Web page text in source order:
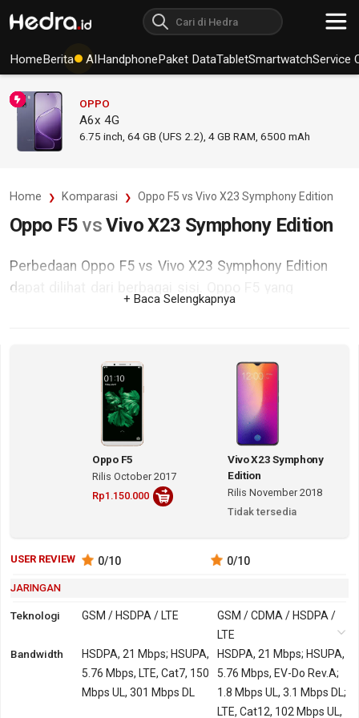
HomeBerita AIHandphonePaket DataTabletSmartwatchService
OPPO
A6x 4G
6.75 inch, 64 GB (UFS 2.2), 4 GB RAM 6500 mAh
Home Komparasi Oppo F5 vs Vivo X23 Symphony Edition
Oppo F5 vsVivo X23 Symphony Edition
Perbedaan Oppo F5 vs Vivo X23 Symphony Edition
dapat dilihat dari berbagai sisi. Oppo F5 yang
dikenalkan pada Oktober 2017, mengadopsi sistem
Edition yang diumumkan November 2018 ditopang OS
Android v8.1 (Oreo) dengan mengandalkan GSM /
CDMA / HSDPA / LTE.
Di sisi antarmuka, Oppo F5 mengusung layar 6.0 inch
jenis IPS LCD berkerapatan 402 ppi dengan resolusi
2160x1080 pixels. Sementara kaca Vivo X23
2340x1080 pixels yang secara teknis akan
menghasilkan 402 ppi.
Perbedaan juga terjadi pada ukuran cassing. Oppo F5
memiliki panjang 156.5 mm, lebar 76 mm dengan
ketebalan 7.5 mm. Adapun Vivo X23 Symphony
Edition berdimensi panjang 157.6 mm, lebar 75.4 mm,
dan tebal 7.1 mm. Untuk bobotnya, Oppo F5 lebih
+ Baca Selengkapnya
Oppo F5
Rilis October 2017
Rp1.150.000
Vivo X23 Symphony
Edition
Rilis November 2018
Tidak tersedia
USER REVIEW 0/10 0/10
JARINGAN
Teknologi GSM / HSDPA / LTE
GSM / CDMA / HSDPA /
LTE
2G
GSM 850, 900, 1800,
1900
GSM 850, 900, 1800,
1900
CDMA 800
HSDPA 850, 900,
Bandwidth
HSDPA, 21 Mbps; HSUPA,
5.76 Mbps, LTE, Cat7, 150
Mbps UL, 301 Mbps DL
HSDPA, 21 Mbps; HSUPA,
5.76 Mbps, EV-Do Rev.A;
1.8 Mbps UL, 3.1 Mbps DL;
LTE, Cat12, 102 Mbps UL,